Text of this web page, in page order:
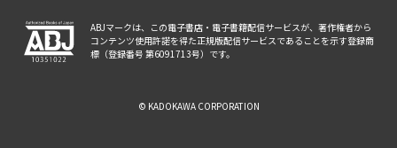
ABJマークは、この電子書店・電子書籍配信サービスが、著作権者から
コンテンツ使用許諾を得た正規版配信サービスであることを示す登録商
標（登録番号 第6091713号）です。
© KADOKAWA CORPORATION